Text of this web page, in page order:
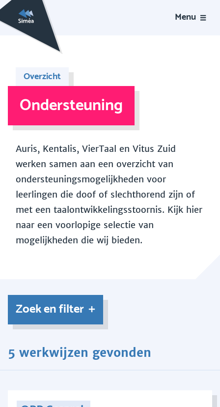
Menu
Overzicht
Ondersteuning
Auris, Kentalis, VierTaal en Vitus Zuid
werken samen aan een overzicht van
ondersteuningsmogelijkheden voor
leerlingen die doof of slechthorend zijn of
met een taalontwikkelingsstoornis. Kijk hier
naar een voorlopige selectie van
mogelijkheden die wij bieden.
Zoek en filter
5 werkwijzen gevonden